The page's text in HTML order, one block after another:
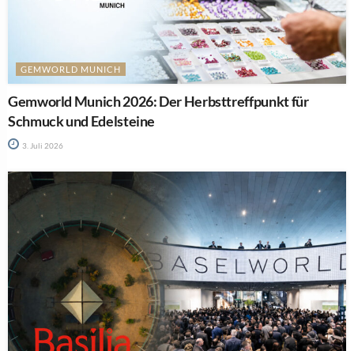
GEMWORLD MUNICH
Gemworld Munich 2026: Der Herbsttreffpunkt für
Schmuck und Edelsteine
3. Juli 2026